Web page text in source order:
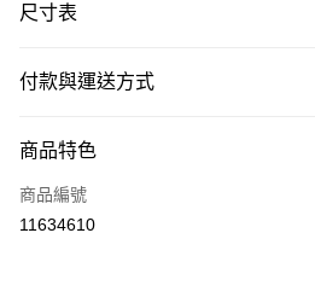
尺寸表
付款與運送方式
信用卡一次付款
運送方式
商品特色
商品編號
11634610